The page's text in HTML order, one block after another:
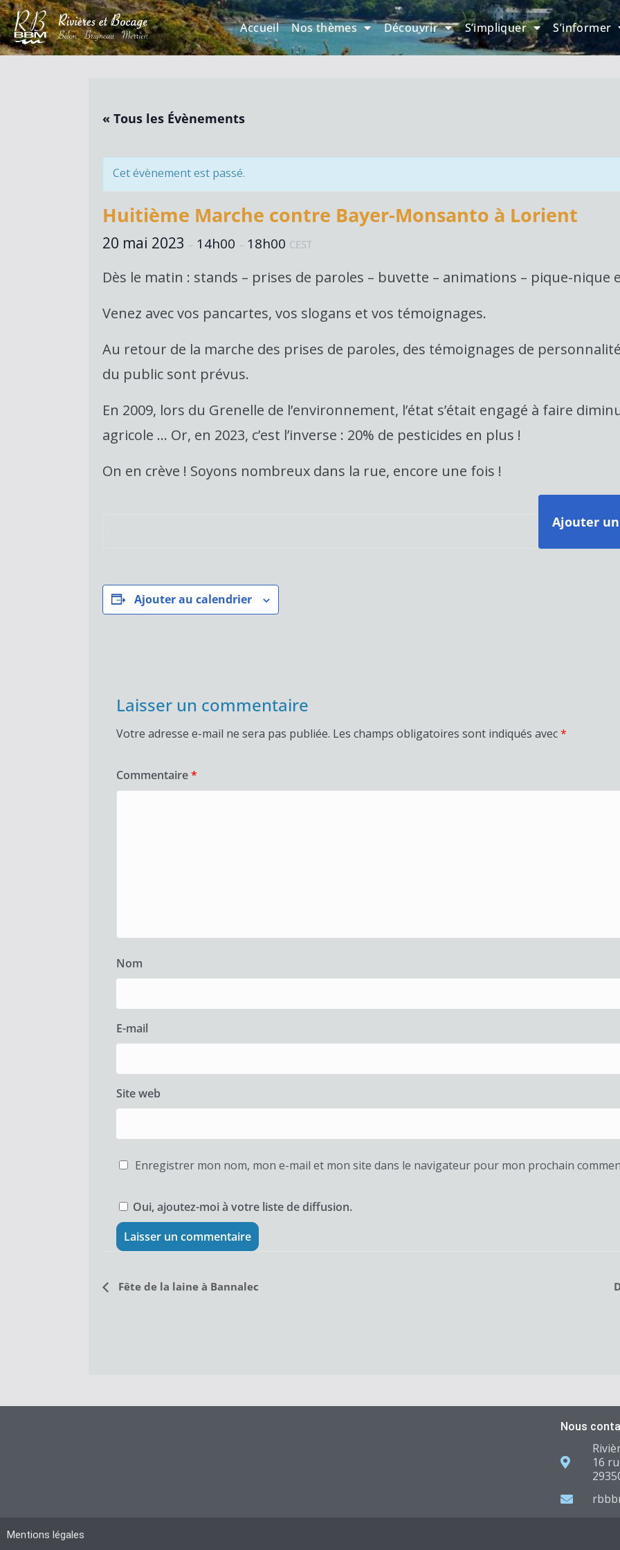
Accueil Nos thèmes Découvrir S’impliquer S’informer
« Tous les Évènements
Cet évènement est passé.
Huitième Marche contre Bayer-Monsanto à Lorient
20 mai 2023 – 14h00 – 18h00 CEST
Dès le matin : stands – prises de paroles – buvette – animations – pique-nique
Venez avec vos pancartes, vos slogans et vos témoignages.
Au retour de la marche des prises de paroles, des témoignages de
du public sont prévus.
En 2009, lors du Grenelle de l’environnement, l’état s’était engagé à faire
agricole … Or, en 2023, c’est l’inverse : 20% de pesticides en plus !
On en crève ! Soyons nombreux dans la rue, encore une fois !
Ajouter
Ajouter au calendrier
Laisser un commentaire
Votre adresse e-mail ne sera pas publiée. Les champs obligatoires sont indiqués avec*
Commentaire*
Nom
E-mail
Site web
Enregistrer mon nom, mon e-mail et mon site dans le navigateur pour mon prochain
Oui, ajoutez-moi à votre liste de diffusion.
N
Fête de la laine à Bannalec
Nous
16
Mentions légales